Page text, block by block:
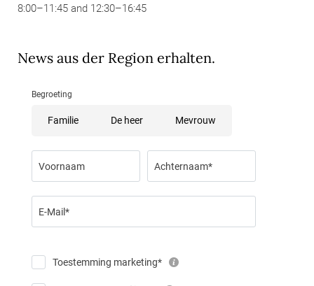
8:00–11:45 and 12:30–16:45
News aus der Region erhalten.
Begroeting
Familie De heer Mevrouw
Voornaam Achternaam*
E-Mail*
Toestemming marketing*